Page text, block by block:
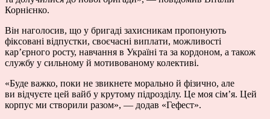
Корнієнко.
Він наголосив, що у бригаді захисникам пропонують
фіксовані відпустки, своєчасні виплати, можливості
кар’єрного росту, навчання в Україні та за кордоном, а також
службу у сильному й мотивованому колективі.
«Буде важко, поки не звикнете морально й фізично, але
ви відчуєте цей вайб у крутому підрозділу. Це моя сім’я. Цей
корпус ми створили разом», — додав «Гефест».